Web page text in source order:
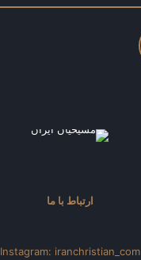
ارتباط با ما
Instagram: iranchristian_com